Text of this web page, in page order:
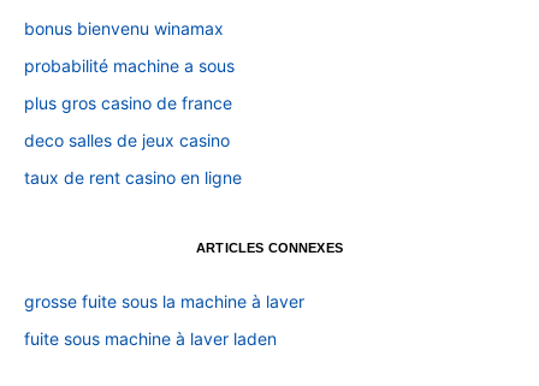
bonus bienvenu winamax
probabilité machine a sous
plus gros casino de france
deco salles de jeux casino
taux de rent casino en ligne
ARTICLES CONNEXES
grosse fuite sous la machine à laver
fuite sous machine à laver laden